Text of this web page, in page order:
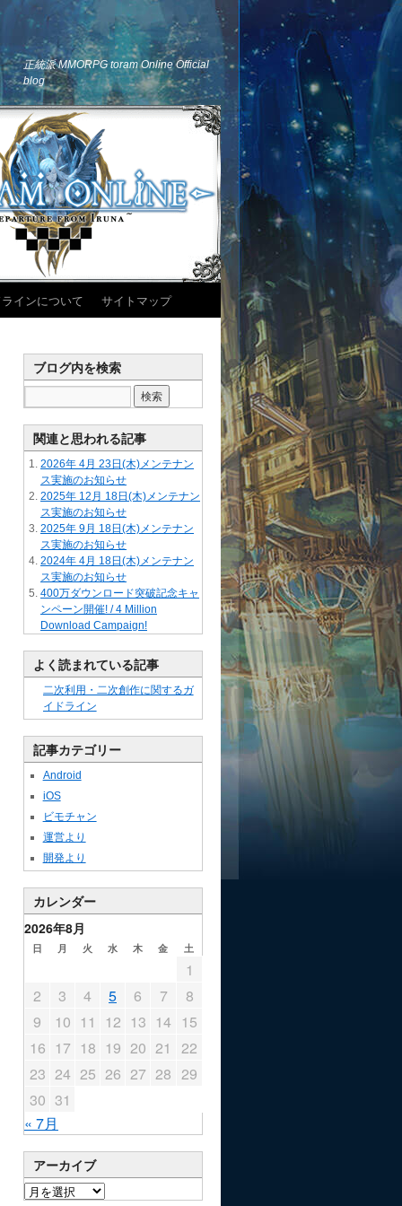
正統派 MMORPG toram Online Official
blog
インについて サイトマップ
ブログ内を検索
関連と思われる記事
2026年 4月 23日(木)メンテナン
ス実施のお知らせ
2025年 12月 18日(木)メンテナン
ス実施のお知らせ
2025年 9月 18日(木)メンテナン
ス実施のお知らせ
2024年 4月 18日(木)メンテナン
ス実施のお知らせ
400万ダウンロード突破記念キャ
ンペーン開催! / 4 Million
Download Campaign!
よく読まれている記事
二次利用・二次創作に関するガ
イドライン
記事カテゴリー
Android
iOS
ビモチャン
運営より
開発より
カレンダー
2026年8月
日 月 火 水 木 金 土
« 7月
1
2
3 4 5 6 7
8
9
10 11 12 13 14 15
16 17 18 19 20 21
22
23 24 25 26 27 28 29
30 31
アーカイブ